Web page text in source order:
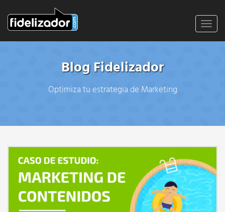
Blog Fidelizador
Optimiza tu estrategia de Marketing